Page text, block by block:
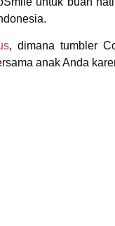
, dimana tumbler
anak Anda